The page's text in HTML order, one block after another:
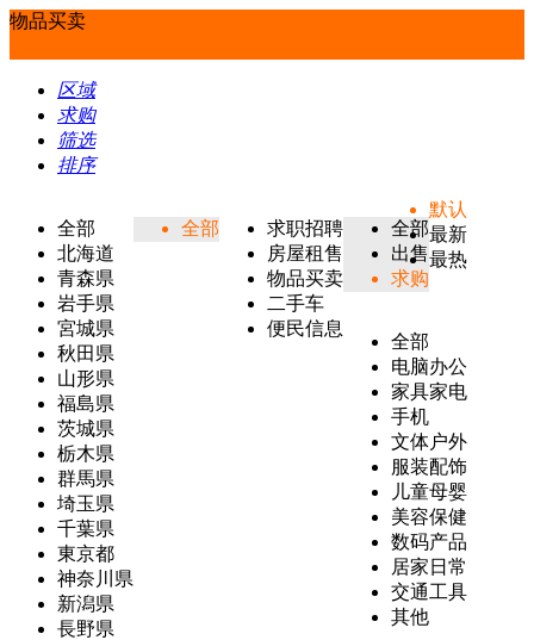
物品买卖
区域
求购
筛选
排序
全部
北海道
青森県
岩手県
宮城県
秋田県
山形県
福島県
茨城県
栃木県
群馬県
埼玉県
千葉県
東京都
神奈川県
新潟県
長野県
全部
求职招聘
房屋租售
物品买卖
二手车
便民信息
全部
出售
求购
全部
电脑办公
家具家电
手机
文体户外
服装配饰
儿童母婴
美容保健
数码产品
居家日常
交通工具
其他
默认
最新
最热